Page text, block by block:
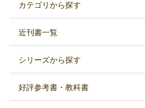
カテゴリから探す
近刊書一覧
シリーズから探す
好評参考書・教科書